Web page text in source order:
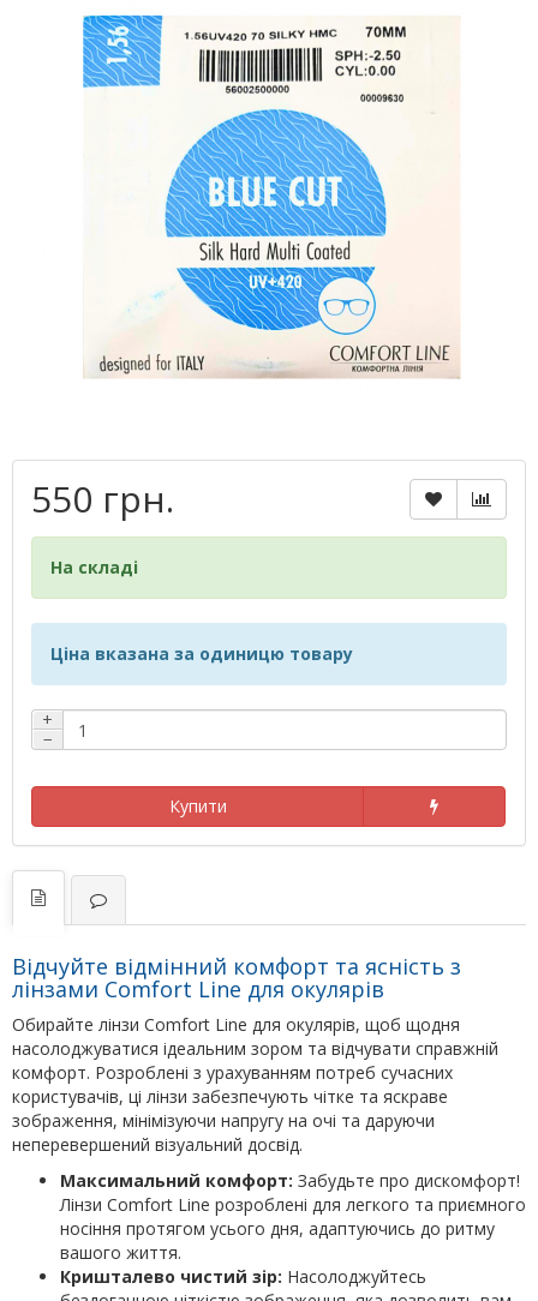
550 грн.
На складі
Ціна вказана за одиницю товару
+
−
Купити
Відчуйте відмінний комфорт та ясність з
лінзами Comfort Line для окулярів
Обирайте лінзи Comfort Line для окулярів, щоб щодня
насолоджуватися ідеальним зором та відчувати справжній
комфорт. Розроблені з урахуванням потреб сучасних
користувачів, ці лінзи забезпечують чітке та яскраве
зображення, мінімізуючи напругу на очі та даруючи
неперевершений візуальний досвід.
Максимальний комфорт: Забудьте про дискомфорт!
Лінзи Comfort Line розроблені для легкого та приємного
носіння протягом усього дня, адаптуючись до ритму
вашого життя.
Кришталево чистий зір: Насолоджуйтесь